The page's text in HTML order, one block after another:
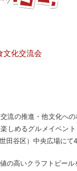
文化交流会
流の推進・他文化へ
しめるグルメイベン
田谷区）中央広場にて
の高いクラフトビー